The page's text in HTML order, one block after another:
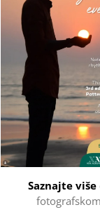
Saznajte više